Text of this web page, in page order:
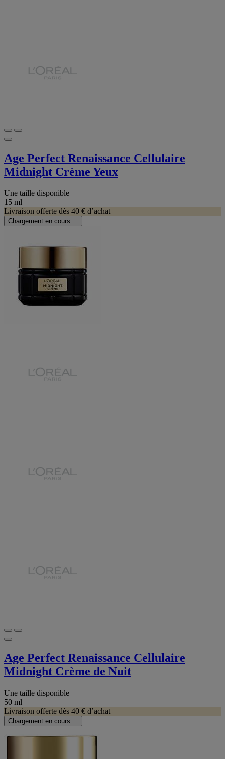
Age Perfect Renaissance Cellulaire​
Midnight Crème Yeux
Une taille disponible
15 ml
Livraison offerte dès 40 € d’achat
Chargement en cours ...
Age Perfect Renaissance Cellulaire
Midnight Crème de Nuit
Une taille disponible
50 ml
Livraison offerte dès 40 € d’achat
Chargement en cours ...